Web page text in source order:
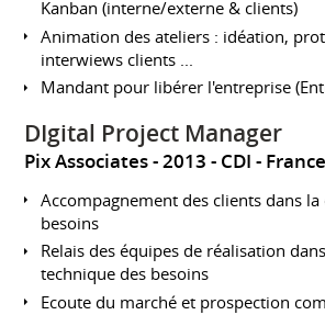
Kanban (interne/externe & clients)
Animation des ateliers : idéation,
interwiews clients ...
Mandant pour libérer l'entreprise
DIgital Project Manager
Pix Associates 2013 CDI France
Accompagnement des clients dans
besoins
Relais des équipes de réalisation
technique des besoins
Ecoute du marché et prospection